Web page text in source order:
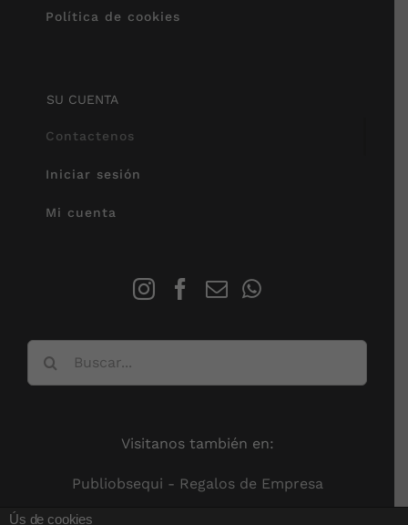
Política de cookies
SU CUENTA
Contactenos
Iniciar sesión
Mi cuenta
Visitanos también en:
Publiobsequi - Regalos de Empresa
Ús de cookies